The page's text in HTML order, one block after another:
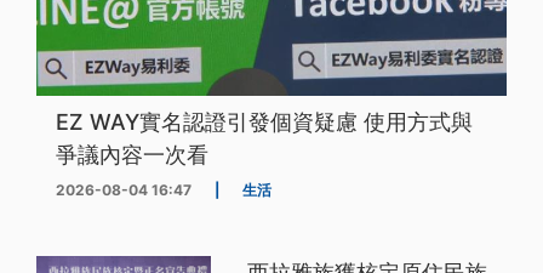
EZ WAY實名認證引發個資疑慮 使用方式與
爭議內容一次看
2026-08-04 16:47 生活